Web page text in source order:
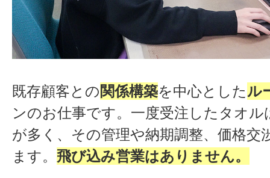
既存顧客との関係構築を中心としたル
ンのお仕事です。一度受注したタオル
が多く、その管理や納期調整、価格交
ます。 飛び込み営業はありません。